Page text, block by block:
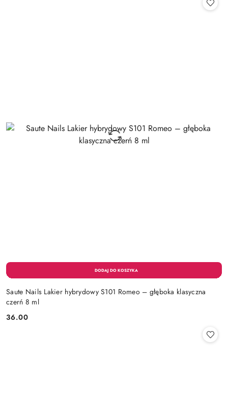
Saute Nails Lakier hybrydowy S101 Romeo – głęboka klasyczna
czerń 8 ml
Cena:
36.00